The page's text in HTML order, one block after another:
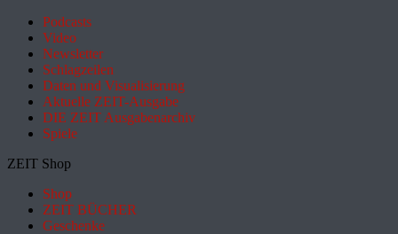
Podcasts
Video
Newsletter
Schlagzeilen
Daten und Visualisierung
Aktuelle ZEIT-Ausgabe
DIE ZEIT Ausgabenarchiv
Spiele
ZEIT Shop
Shop
ZEIT BÜCHER
Geschenke